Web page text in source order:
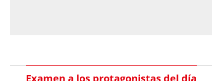
Examen a los protagonistas del día